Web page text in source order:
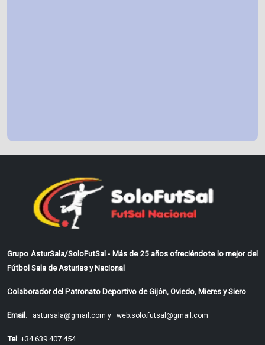
Grupo AsturSala/SoloFutSal - Más de 25 años ofreciéndote lo mejor del
Fútbol Sala de Asturias y Nacional
Colaborador del Patronato Deportivo de Gijón, Oviedo, Mieres y Siero
Email: astursala@gmail.com y web.solo.futsal@gmail.com
Tel: +34 639 407 454